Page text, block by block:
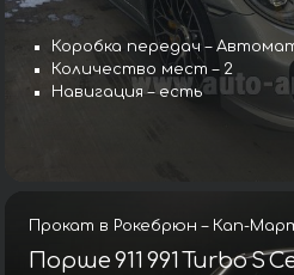
Коробка передач –
Количество мест – 2
Навигация – есть
Прокат в Рокебрюн – Кап-
Порше 911 991 Turbo S